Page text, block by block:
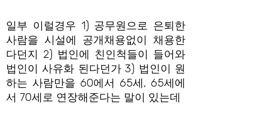
일부 이럴경우 1) 공무원으로 은퇴한
사람을 시설에 공개채용없이 채용한
다던지 2) 법인에 친인척들이 들어와
법인이 사유화 된다던가 3) 법인이 원
하는 사람만을 60에서 65세, 65세에
서 70세로 연장해준다는 말이 있는데